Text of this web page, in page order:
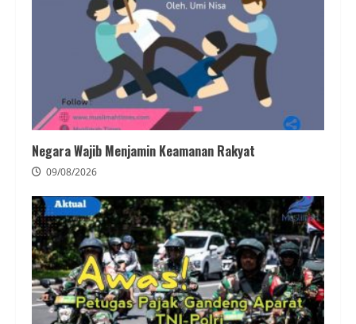
Negara Wajib Menjamin Keamanan Rakyat
09/08/2026